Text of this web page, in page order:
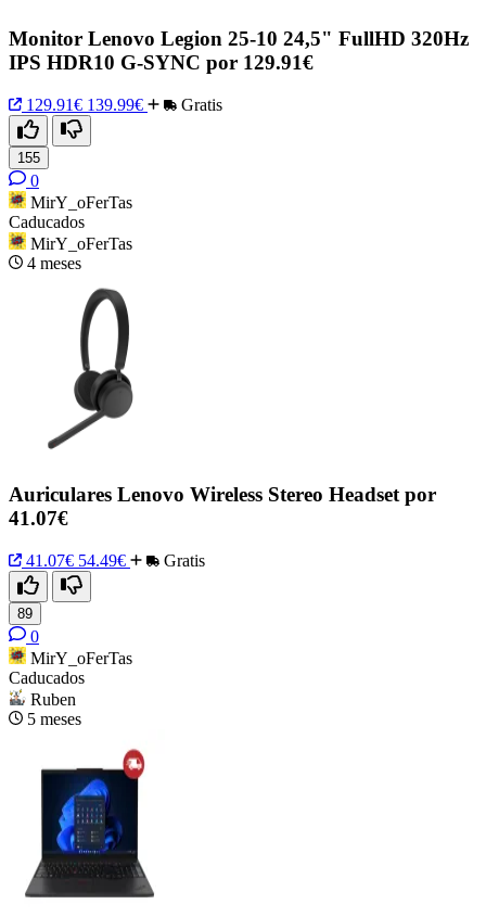
Monitor Lenovo Legion 25-10 24,5" FullHD 320Hz
IPS HDR10 G-SYNC por 129.91€
129.91€ 139.99€ Gratis
155
0
MirY_oFerTas
Caducados
MirY_oFerTas
4 meses
Auriculares Lenovo Wireless Stereo Headset por
41.07€
41.07€ 54.49€ Gratis
89
0
MirY_oFerTas
Caducados
Ruben
5 meses